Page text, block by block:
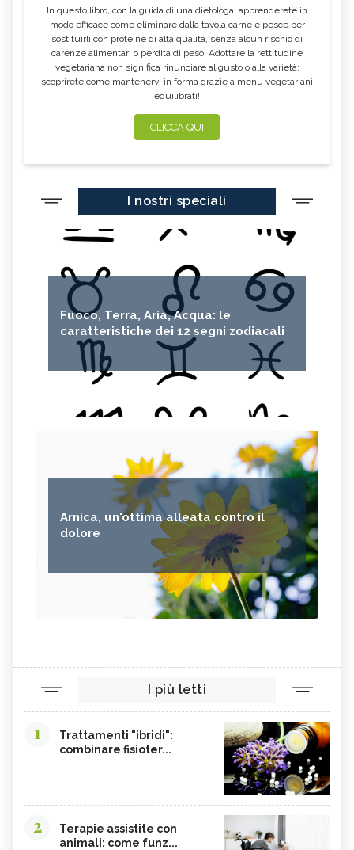
In questo libro, con la guida di una dietologa, apprenderete in
modo efficace come eliminare dalla tavola carne e pesce per
sostituirli con proteine di alta qualità, senza alcun rischio di
carenze alimentari o perdita di peso. Adottare la rettitudine
vegetariana non significa rinunciare al gusto o alla varietà:
scoprirete come mantenervi in forma grazie a menu vegetariani
equilibrati!
CLICCA QUI
I nostri speciali
Fuoco, Terra, Aria, Acqua: le
caratteristiche dei 12 segni zodiacali
Arnica, un'ottima alleata contro il
dolore
I più letti
1
Trattamenti "ibridi":
combinare fisioter...
2
Terapie assistite con
animali: come funz...